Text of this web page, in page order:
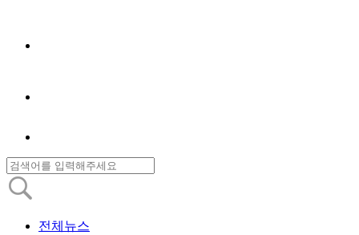
전체뉴스